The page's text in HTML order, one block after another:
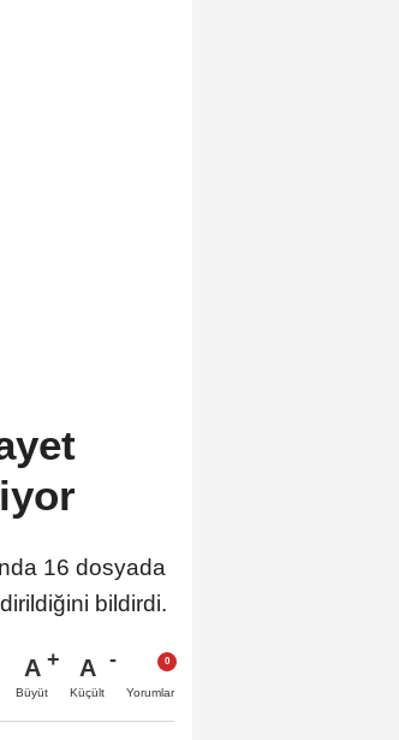
16 dosyada
bildirdi.
A
Büyüt
A
Küçült Yorumlar